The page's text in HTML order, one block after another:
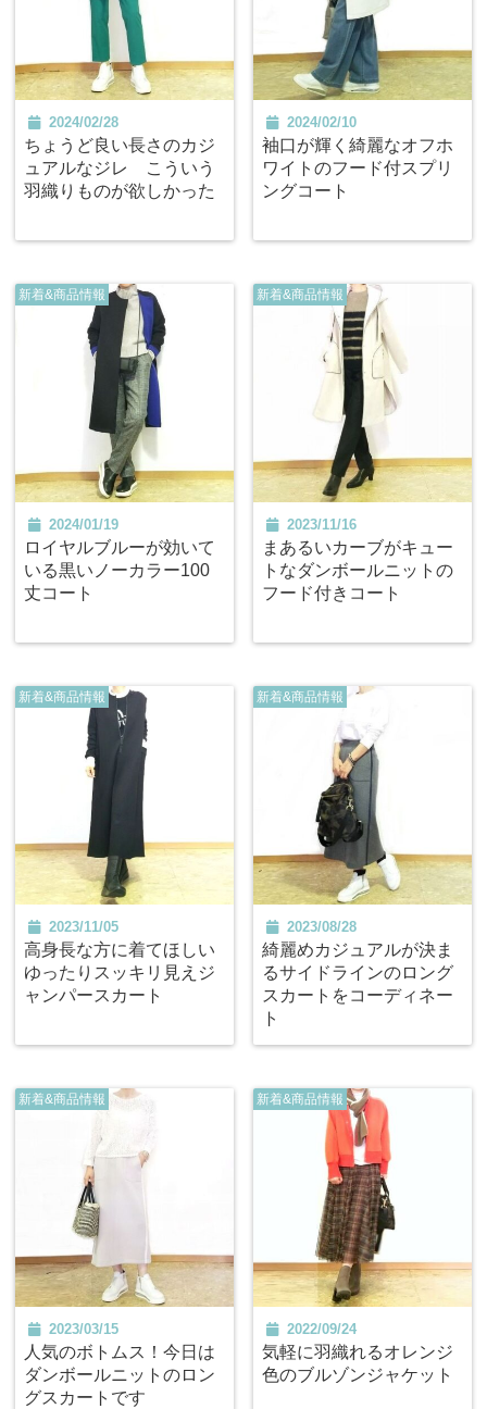
2024/02/28
ちょうど良い長さのカジ
ュアルなジレ こういう
羽織りものが欲しかった
2024/02/10
袖口が輝く綺麗なオフホ
ワイトのフード付スプリ
ングコート
新着&商品情報
2024/01/19
ロイヤルブルーが効いて
いる黒いノーカラー100
丈コート
新着&商品情報
2023/11/16
まあるいカーブがキュー
トなダンボールニットの
フード付きコート
新着&商品情報
2023/11/05
高身長な方に着てほしい
ゆったりスッキリ見えジ
ャンパースカート
新着&商品情報
2023/08/28
綺麗めカジュアルが決ま
るサイドラインのロング
スカートをコーディネー
ト
新着&商品情報
2023/03/15
人気のボトムス！今日は
ダンボールニットのロン
グスカートです
新着&商品情報
2022/09/24
気軽に羽織れるオレンジ
色のブルゾンジャケット